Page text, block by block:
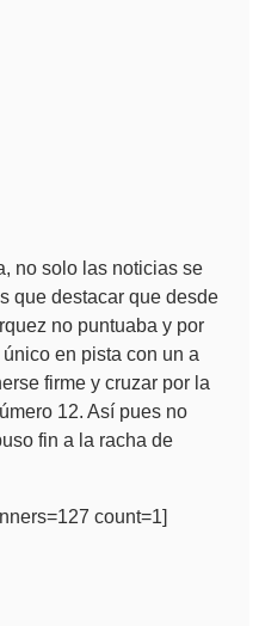
no solo las noticias se
que destacar que desde
no puntuaba y por
en pista con un a
firme y cruzar por la
12. Así pues no
fin a la racha de
count=1]